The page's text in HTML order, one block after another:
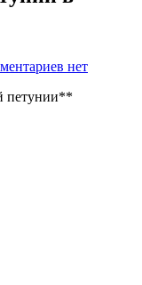
записи
как
нет
петунии**